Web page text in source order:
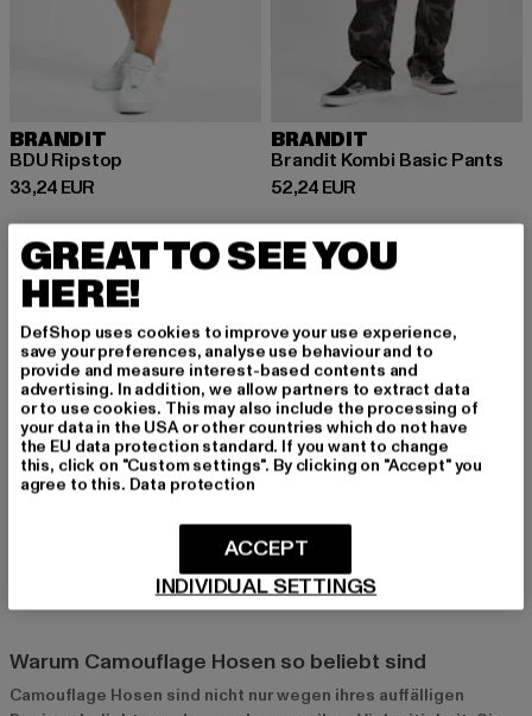
BRANDIT
BDU Ripstop
33,24 EUR
Derzeitiger Preis: 33,24 EUR
BRANDIT
Brandit Kombi Basic Pants
52,24 EUR
Derzeitiger Preis: 52,24 EUR
Camouflage Hosen: Der Klassiker für coole
Streetwear-Looks
Camouflage Hosen sind ein echter Klassiker in der Streetwear
und aus der Modewelt nicht mehr wegzudenken. Ursprünglich
für den militärischen Einsatz entwickelt, hat sich das
Tarnmuster längst zu einem beliebten Trend für urbane und
lässige Outfits entwickelt. Ob als Statement-Piece im Alltag
oder als funktionales Kleidungsstück beim Sport und Outdoor-
Aktivitäten – Camouflage Hosen vereinen Style und Komfort
und passen zu jeder Gelegenheit. Sie verleihen jedem Outfit
eine coole, markante Note und sorgen dafür, dass du aus der
Masse herausstichst.
Warum Camouflage Hosen so beliebt sind
Camouflage Hosen sind nicht nur wegen ihres auffälligen
GREAT TO SEE YOU
HERE!
DefShop uses cookies to improve your use experience,
save your preferences, analyse use behaviour and to
provide and measure interest-based contents and
advertising. In addition, we allow partners to extract data
or to use cookies. This may also include the processing of
your data in the USA or other countries which do not have
the EU data protection standard. If you want to change
this, click on "Custom settings". By clicking on "Accept" you
agree to this. Data protection
INDIVIDUAL SETTINGS
ACCEPT